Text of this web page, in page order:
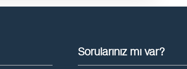
Sorularınız mı var?